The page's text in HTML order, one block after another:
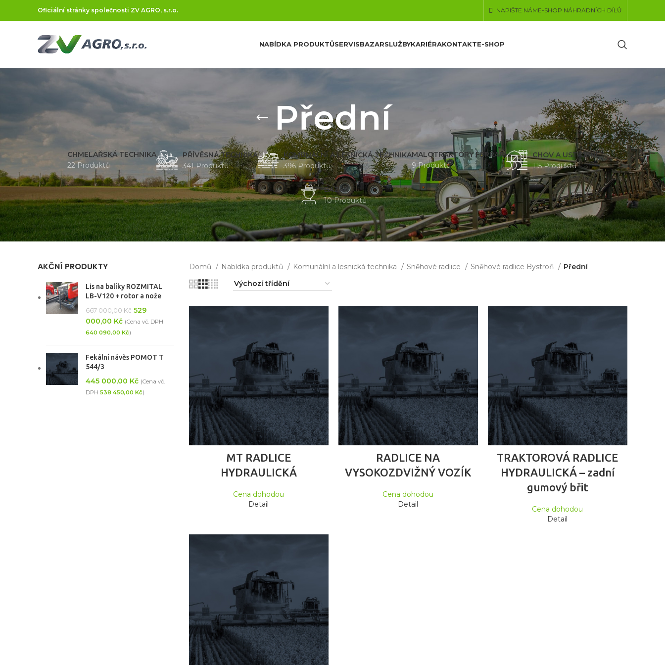
Oficiální stránky společnosti ZV AGRO, s.r.o. NAPIŠTE NÁME-SHOP NÁHRADNÍCH DÍLŮ
NABÍDKA PRODUKTŮSERVISBAZARSLUŽBYKARIÉRAKONTAKTE-SHOP
Přední
CHMELAŘSKÁ TECHNIKA
22 Produktů
PŘÍVĚSNÁ TECHNIKA
341 Produktů
KOMUNÁLNÍ A LESNICKÁ TECHNIKA
396 Produktů
MALOTRAKTORY FERRARI
9 Produktů
CHOV A USTÁJENÍ
115 Produktů
BAZAR
10 Produktů
AKČNÍ PRODUKTY
Lis na balíky ROZMITAL
LB-V120 + rotor a nože
667 000,00Kč 529
000,00 Kč (Cena vč. DPH
640 090,00 Kč)
Fekální návěs POMOT T
544/3
445 000,00 Kč (Cena vč.
DPH 538 450,00 Kč)
Domů Nabídka produktů Komunální a lesnická technika Sněhové radlice Sněhové radlice Bystroň Přední
MT RADLICE
HYDRAULICKÁ
Cena dohodou
Detail
RADLICE NA
VYSOKOZDVIŽNÝ VOZÍK
Cena dohodou
Detail
ČTĚTE VÍCE
TRAKTOROVÁ RADLICE
HYDRAULICKÁ – zadní
gumový břit
Cena dohodou
Detail